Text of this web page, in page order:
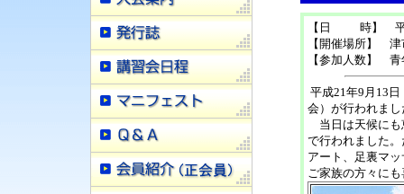
【日 時】 平
【開催場所】 津
【参加人数】 青
平成21年9月13
会）が行われまし
当日は天候にも
で行われました
アート、足裏マ
ご家族の方々に